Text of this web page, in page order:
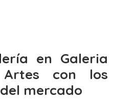
en Galeria
Artes con los
mercado